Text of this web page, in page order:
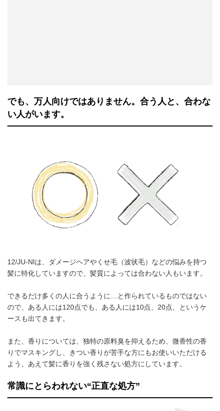
でも、万人向けではありません。合う人と、合わな
い人がいます。
12/JU-NIは、ダメージヘアやくせ毛（波状毛）などの悩みを持つ
髪に特化していますので、髪質によっては合わない人もいます。
できるだけ多くの人に合うように…と作られているものではない
ので、ある人には120点でも、ある人には10点、20点、というケ
ースも出てきます。
また、香りについては、独特の原料臭を抑えるため、微香性の香
りでマスキングし、きつい香りが苦手な方にもお使いいただける
よう、あえて髪に香りを強く残さない処方にしています。
常識にとらわれない“正直な処方”